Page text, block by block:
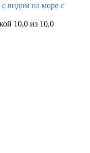
видом на море с
10,0 из 10,0